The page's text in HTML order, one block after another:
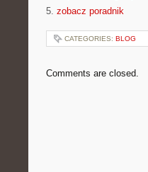
5. zobacz poradnik
CATEGORIES: BLOG
Comments are closed.